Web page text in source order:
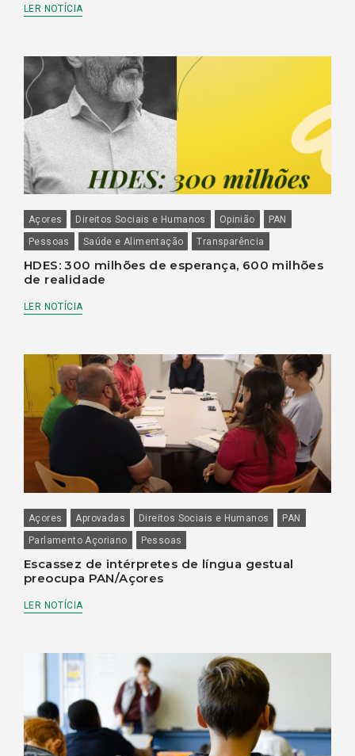
LER NOTÍCIA
Açores Direitos Sociais e Humanos Opinião
PAN
Pessoas
Saúde e Alimentação Transparência
HDES: 300 milhões de esperança, 600 milhões
de realidade
LER NOTÍCIA
Açores Aprovadas Direitos Sociais e Humanos
PAN
Parlamento Açoriano
Pessoas
Escassez de intérpretes de língua gestual
preocupa PAN/Açores
LER NOTÍCIA